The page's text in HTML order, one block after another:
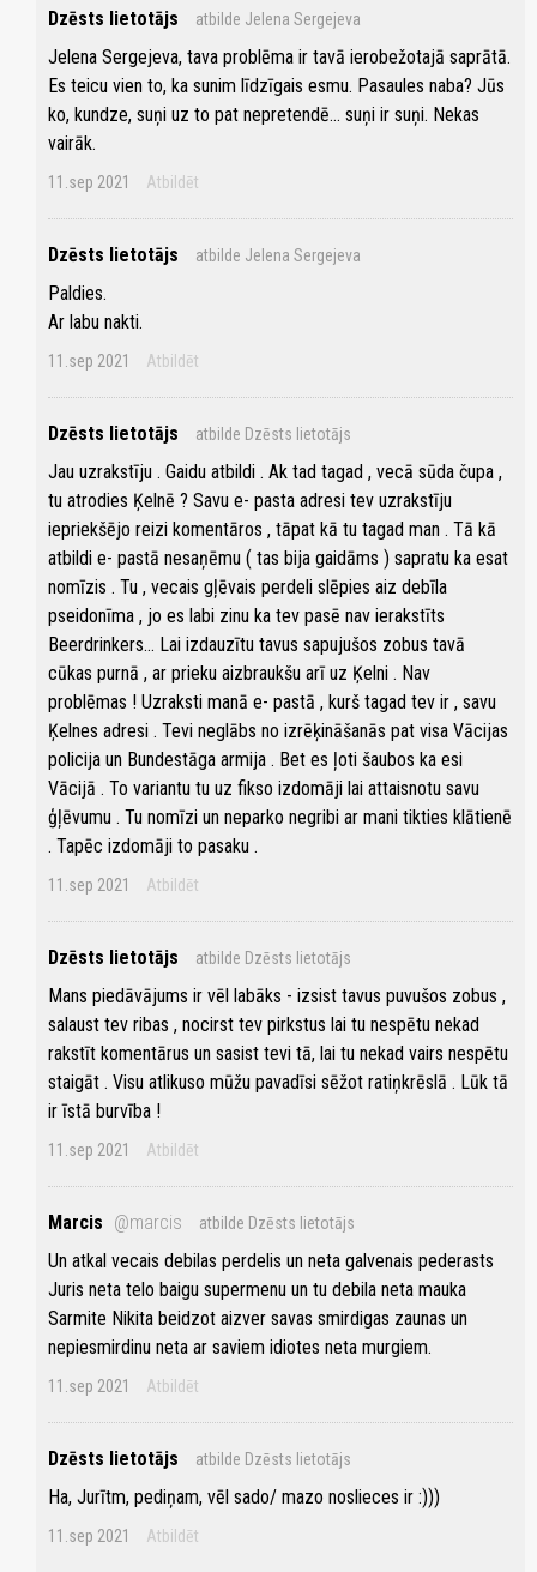
Dzēsts lietotājs atbilde Jelena Sergejeva
Jelena Sergejeva, tava problēma ir tavā ierobežotajā saprātā.
Es teicu vien to, ka sunim līdzīgais esmu. Pasaules naba? Jūs
ko, kundze, suņi uz to pat nepretendē... suņi ir suņi. Nekas
vairāk.
11.sep 2021 Atbildēt
Dzēsts lietotājs atbilde Jelena Sergejeva
Paldies.
Ar labu nakti.
11.sep 2021 Atbildēt
Dzēsts lietotājs atbilde Dzēsts lietotājs
Jau uzrakstīju . Gaidu atbildi . Ak tad tagad , vecā sūda čupa ,
tu atrodies Ķelnē ? Savu e- pasta adresi tev uzrakstīju
iepriekšējo reizi komentāros , tāpat kā tu tagad man . Tā kā
atbildi e- pastā nesaņēmu ( tas bija gaidāms ) sapratu ka esat
nomīzis . Tu , vecais gļēvais perdeli slēpies aiz debīla
pseidonīma , jo es labi zinu ka tev pasē nav ierakstīts
Beerdrinkers... Lai izdauzītu tavus sapujušos zobus tavā
cūkas purnā , ar prieku aizbraukšu arī uz Ķelni . Nav
problēmas ! Uzraksti manā e- pastā , kurš tagad tev ir , savu
Ķelnes adresi . Tevi neglābs no izrēķināšanās pat visa Vācijas
policija un Bundestāga armija . Bet es ļoti šaubos ka esi
Vācijā . To variantu tu uz fikso izdomāji lai attaisnotu savu
ģļēvumu . Tu nomīzi un neparko negribi ar mani tikties klātienē
. Tapēc izdomāji to pasaku .
11.sep 2021 Atbildēt
Dzēsts lietotājs atbilde Dzēsts lietotājs
Mans piedāvājums ir vēl labāks - izsist tavus puvušos zobus ,
salaust tev ribas , nocirst tev pirkstus lai tu nespētu nekad
rakstīt komentārus un sasist tevi tā, lai tu nekad vairs nespētu
staigāt . Visu atlikuso mūžu pavadīsi sēžot ratiņkrēslā . Lūk tā
ir īstā burvība !
11.sep 2021 Atbildēt
Marcis @marcis atbilde Dzēsts lietotājs
Un atkal vecais debilas perdelis un neta galvenais pederasts
Juris neta telo baigu supermenu un tu debila neta mauka
Sarmite Nikita beidzot aizver savas smirdigas zaunas un
nepiesmirdinu neta ar saviem idiotes neta murgiem.
11.sep 2021 Atbildēt
Dzēsts lietotājs atbilde Dzēsts lietotājs
Ha, Jurītm, pediņam, vēl sado/ mazo noslieces ir :)))
11.sep 2021 Atbildēt